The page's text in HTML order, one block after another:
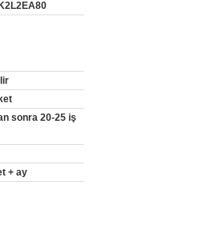
sonra 20-25 iş
+ ay